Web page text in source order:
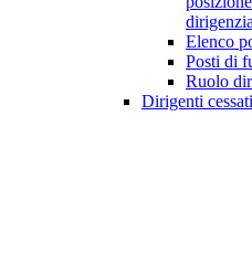
Elenco
Posti di
Ruolo
Dirigenti cessati